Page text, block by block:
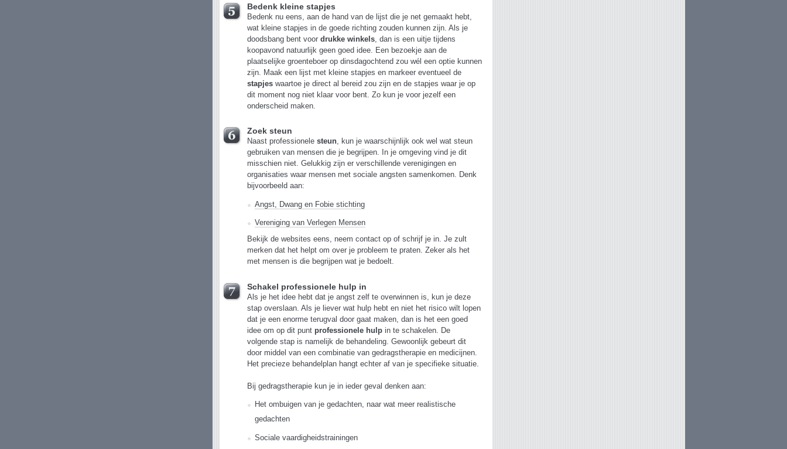
Bedenk kleine stapjes
Bedenk nu eens, aan de hand van de lijst die je net gemaakt hebt,
wat kleine stapjes in de goede richting zouden kunnen zijn. Als je
doodsbang bent voordrukke winkels , dan is een uitje tijdens
koopavond natuurlijk geen goed idee. Een bezoekje aan de
plaatselijke groenteboer op dinsdagochtend zou wél een optie kunnen
zijn. Maak een lijst met kleine stapjes en markeer eventueel de
stapjes waartoe je direct al bereid zou zijn en de stapjes waar je op
dit moment nog niet klaar voor bent. Zo kun je voor jezelf een
onderscheid maken.
Zoek steun
Naast professionelesteun, kun je waarschijnlijk ook wel wat steun
gebruiken van mensen die je begrijpen. In je omgeving vind je dit
misschien niet. Gelukkig zijn er verschillende verenigingen en
organisaties waar mensen met sociale angsten samenkomen. Denk
bijvoorbeeld aan:
Angst, Dwang en Fobie stichting
Vereniging van Verlegen Mensen
Bekijk de websites eens, neem contact op of schrijf je in. Je zult
merken dat het helpt om over je probleem te praten. Zeker als het
met mensen is die begrijpen wat je bedoelt.
Schakel professionele hulp in
Als je het idee hebt dat je angst zelf te overwinnen is, kun je deze
stap overslaan. Als je liever wat hulp hebt en niet het risico wilt lopen
dat je een enorme terugval door gaat maken, dan is het een goed
idee om op dit punt professionele hulp in te schakelen. De
volgende stap is namelijk de behandeling. Gewoonlijk gebeurt dit
door middel van een combinatie van gedragstherapie en medicijnen.
Het precieze behandelplan hangt echter af van je specifieke situatie.
Bij gedragstherapie kun je in ieder geval denken aan:
Het ombuigen van je gedachten, naar wat meer realistische
gedachten
Sociale vaardigheidstrainingen